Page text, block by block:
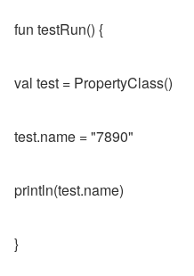
fun testRun() {
val test = PropertyClass()
test.name = "7890"
println(test.name)
}